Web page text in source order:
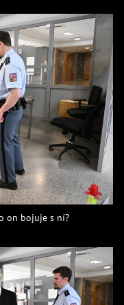
on bojuje s ní?